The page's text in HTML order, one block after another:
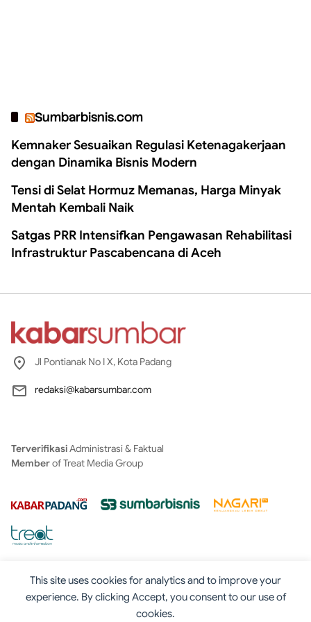
This site uses cookies for analytics and to improve your
experience. By clicking Accept, you consent to our use of
cookies.
Sumbarbisnis.com
Kemnaker Sesuaikan Regulasi Ketenagakerjaan
dengan Dinamika Bisnis Modern
Tensi di Selat Hormuz Memanas, Harga Minyak
Mentah Kembali Naik
Satgas PRR Intensifkan Pengawasan Rehabilitasi
Infrastruktur Pascabencana di Aceh
Jl Pontianak No I X, Kota Padang
redaksi@kabarsumbar.com
TerverifikasiAdministrasi & Faktual
Memberof Treat Media Group